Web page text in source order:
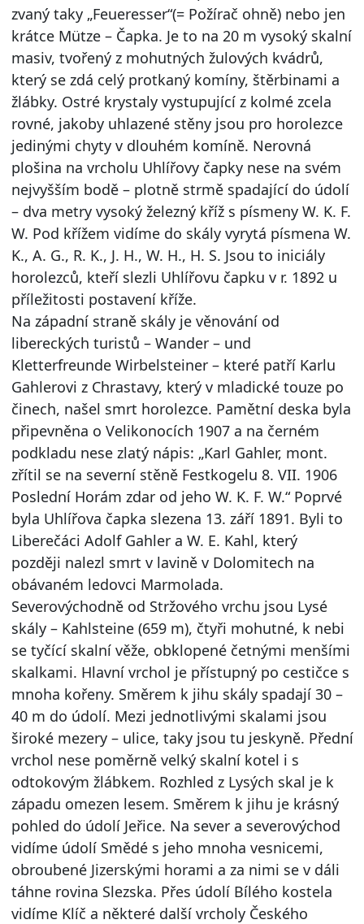
zvaný taky „Feueresser“(= Požírač ohně) nebo jen
krátce Mütze – Čapka. Je to na 20 m vysoký skalní
masiv, tvořený z mohutných žulových kvádrů,
který se zdá celý protkaný komíny, štěrbinami a
žlábky. Ostré krystaly vystupující z kolmé zcela
rovné, jakoby uhlazené stěny jsou pro horolezce
jedinými chyty v dlouhém komíně. Nerovná
plošina na vrcholu Uhlířovy čapky nese na svém
nejvyšším bodě – plotně strmě spadající do údolí
– dva metry vysoký železný kříž s písmeny W. K. F.
W. Pod křížem vidíme do skály vyrytá písmena W.
K., A. G., R. K., J. H., W. H., H. S. Jsou to iniciály
horolezců, kteří slezli Uhlířovu čapku v r. 1892 u
příležitosti postavení kříže.
Na západní straně skály je věnování od
libereckých turistů – Wander – und
Kletterfreunde Wirbelsteiner – které patří Karlu
Gahlerovi z Chrastavy, který v mladické touze po
činech, našel smrt horolezce. Pamětní deska byla
připevněna o Velikonocích 1907 a na černém
podkladu nese zlatý nápis: „Karl Gahler, mont.
zřítil se na severní stěně Festkogelu 8. VII. 1906
Poslední Horám zdar od jeho W. K. F. W.“ Poprvé
byla Uhlířova čapka slezena 13. září 1891. Byli to
Liberečáci Adolf Gahler a W. E. Kahl, který
později nalezl smrt v lavině v Dolomitech na
obávaném ledovci Marmolada.
Severovýchodně od Stržového vrchu jsou Lysé
skály – Kahlsteine (659 m), čtyři mohutné, k nebi
se tyčící skalní věže, obklopené četnými menšími
skalkami. Hlavní vrchol je přístupný po cestičce s
mnoha kořeny. Směrem k jihu skály spadají 30 –
40 m do údolí. Mezi jednotlivými skalami jsou
široké mezery – ulice, taky jsou tu jeskyně. Přední
vrchol nese poměrně velký skalní kotel i s
odtokovým žlábkem. Rozhled z Lysých skal je k
západu omezen lesem. Směrem k jihu je krásný
pohled do údolí Jeřice. Na sever a severovýchod
vidíme údolí Smědé s jeho mnoha vesnicemi,
obroubené Jizerskými horami a za nimi se v dáli
táhne rovina Slezska. Přes údolí Bílého kostela
vidíme Klíč a některé další vrcholy Českého